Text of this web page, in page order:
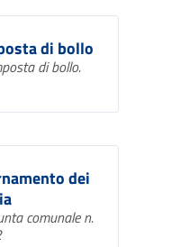
di bollo
di bollo.
dei
comunale n.